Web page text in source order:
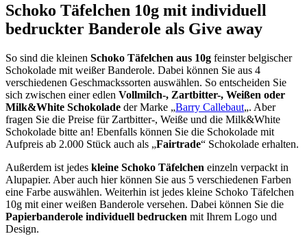
Schoko Täfelchen 10g mit individuell
bedruckter Banderole als Give away
So sind die kleinen Schoko Täfelchen aus 10g feinster belgischer
Schokolade mit weißer Banderole. Dabei können Sie aus 4
verschiedenen Geschmackssorten auswählen. So entscheiden Sie
sich zwischen einer edlen Vollmilch-, Zartbitter-, Weißen oder
Milk&White Schokolade der Marke „Barry Callebaut„. Aber
fragen Sie die Preise für Zartbitter-, Weiße und die Milk&White
Schokolade bitte an! Ebenfalls können Sie die Schokolade mit
Aufpreis ab 2.000 Stück auch als „Fairtrade“ Schokolade erhalten.
Außerdem ist jedes kleine Schoko Täfelchen einzeln verpackt in
Alupapier. Aber auch hier können Sie aus 5 verschiedenen Farben
eine Farbe auswählen. Weiterhin ist jedes kleine Schoko Täfelchen
10g mit einer weißen Banderole versehen. Dabei können Sie die
Papierbanderole individuell bedrucken mit Ihrem Logo und
Design.